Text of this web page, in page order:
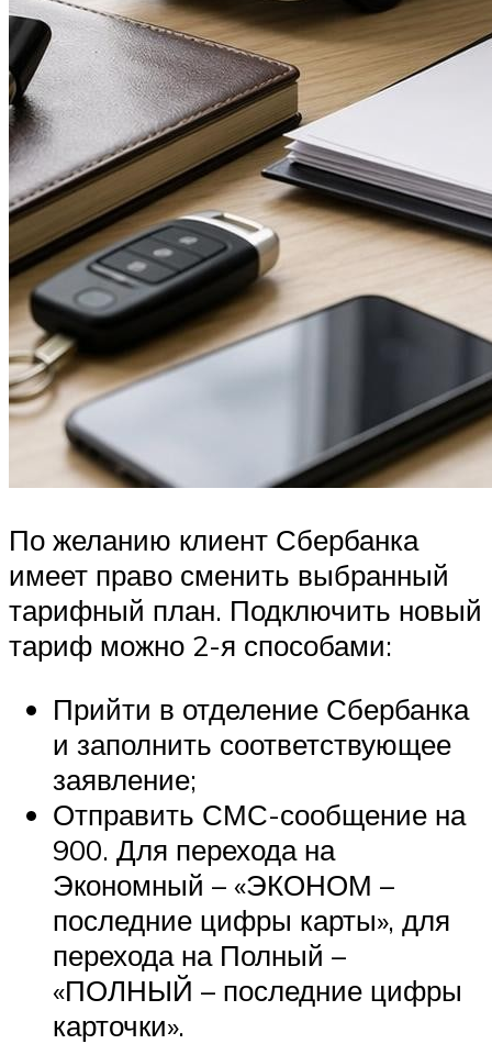
По желанию клиент Сбербанка
имеет право сменить выбранный
тарифный план. Подключить новый
тариф можно 2-я способами:
Прийти в отделение Сбербанка
и заполнить соответствующее
заявление;
Отправить СМС-сообщение на
900. Для перехода на
Экономный – «ЭКОНОМ –
последние цифры карты», для
перехода на Полный –
«ПОЛНЫЙ – последние цифры
карточки».